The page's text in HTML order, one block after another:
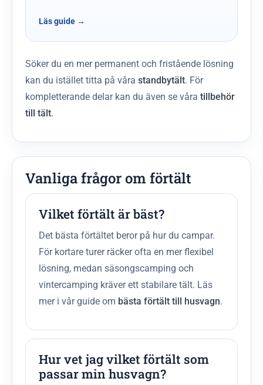
Söker du en mer permanent och fristående lösning
kan du istället titta på våra standbytält. För
kompletterande delar kan du även se våra tillbehör
till tält.
Vanliga frågor om förtält
Vilket förtält är bäst?
Det bästa förtältet beror på hur du campar.
För kortare turer räcker ofta en mer flexibel
lösning, medan säsongscamping och
vintercamping kräver ett stabilare tält. Läs
mer i vår guide om bästa förtält till husvagn.
Hur vet jag vilket förtält som
passar min husvagn?